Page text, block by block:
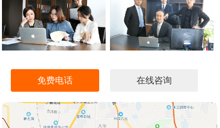
免费电话 在线咨询